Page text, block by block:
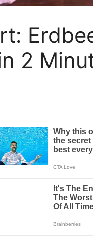
2